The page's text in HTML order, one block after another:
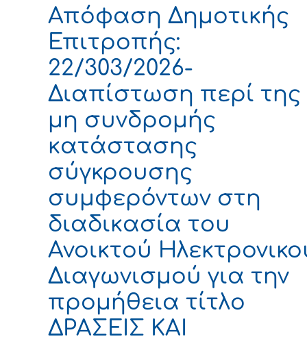
Απόφαση Δημοτικής
Επιτροπής:
22/303/2026-
Διαπίστωση περί της
μη συνδρομής
κατάστασης
σύγκρουσης
συμφερόντων στη
διαδικασία του
Ανοικτού
Διαγωνισμού για την
προμήθεια τίτλο
ΔΡΑΣΕΙΣ ΚΑΙ